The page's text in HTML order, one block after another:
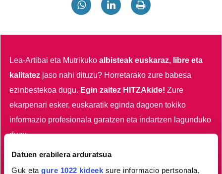
Datuen erabilera arduratsua
Guk eta gure 1022 kideek sure informacio pertsonala,
Lea-Artibai eta Mutrikukoalbisteak euskaraz, libre eta
kalitatez jaso nahi dituzu? Horretarako zure babesa
ezinbestekoa dugu. Egin zaitez HITZAkide!Zure
ekarpenari esker, euskaratik eginda dagoen tokiko
informazio profesionala garatzen eta indartzen lagunduko
duzu.
Egin HITZAkide